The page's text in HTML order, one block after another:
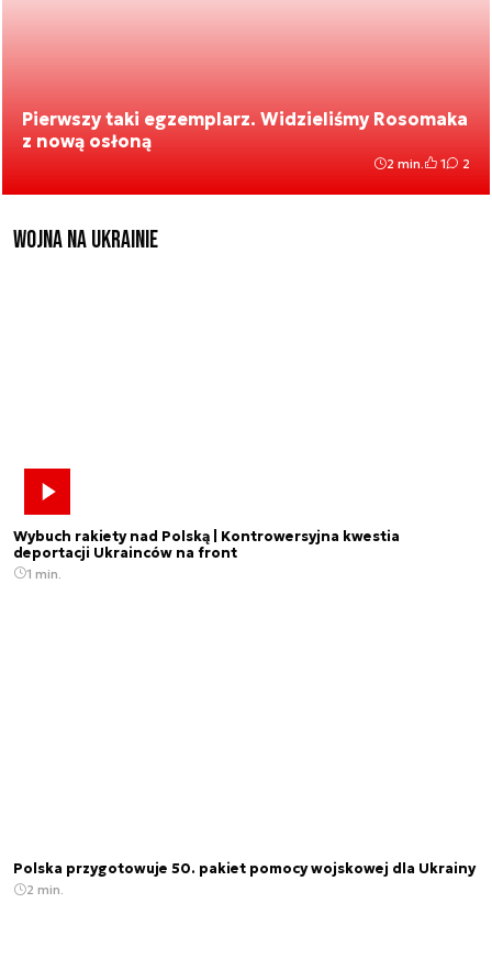
Pierwszy taki egzemplarz. Widzieliśmy Rosomaka
z nową osłoną
2 min. 1 2
Wojna na Ukrainie
Wybuch rakiety nad Polską | Kontrowersyjna kwestia
deportacji Ukrainców na front
1 min.
Polska przygotowuje 50. pakiet pomocy wojskowej dla Ukrainy
2 min.